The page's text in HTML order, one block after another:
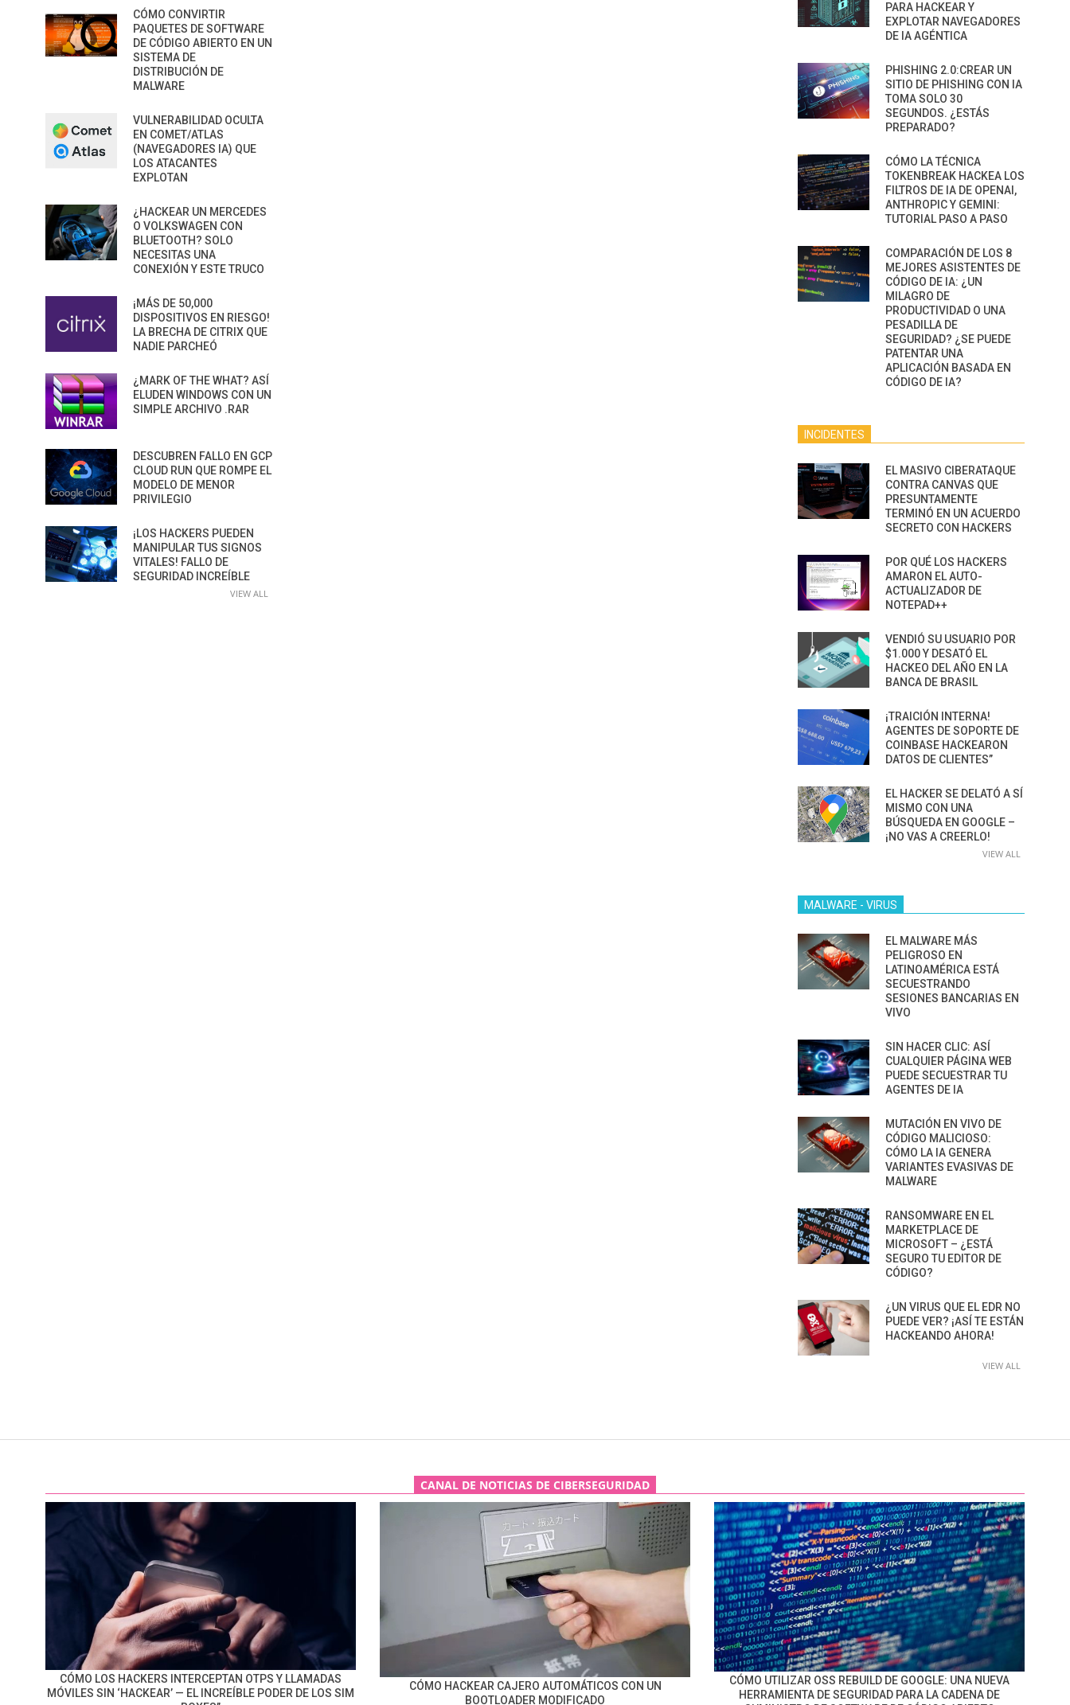
CÓMO CONVIRTIR
PAQUETES DE SOFTWARE
DE CÓDIGO ABIERTO EN UN
SISTEMA DE
DISTRIBUCIÓN DE
MALWARE
VULNERABILIDAD OCULTA
EN COMET/ATLAS
(NAVEGADORES IA) QUE
LOS ATACANTES
EXPLOTAN
¿HACKEAR UN MERCEDES
O VOLKSWAGEN CON
BLUETOOTH? SOLO
NECESITAS UNA
CONEXIÓN Y ESTE TRUCO
¡MÁS DE 50,000
DISPOSITIVOS EN RIESGO!
LA BRECHA DE CITRIX QUE
NADIE PARCHEÓ
¿MARK OF THE WHAT? ASÍ
ELUDEN WINDOWS CON UN
SIMPLE ARCHIVO .RAR
DESCUBREN FALLO EN GCP
CLOUD RUN QUE ROMPE EL
MODELO DE MENOR
PRIVILEGIO
¡LOS HACKERS PUEDEN
MANIPULAR TUS SIGNOS
VITALES! FALLO DE
SEGURIDAD INCREÍBLE
VIEW ALL
PARA HACKEAR Y
EXPLOTAR NAVEGADORES
DE IA AGÉNTICA
PHISHING 2.0:CREAR UN
SITIO DE PHISHING CON IA
TOMA SOLO 30
SEGUNDOS. ¿ESTÁS
PREPARADO?
CÓMO LA TÉCNICA
TOKENBREAK HACKEA LOS
FILTROS DE IA DE OPENAI,
ANTHROPIC Y GEMINI:
TUTORIAL PASO A PASO
COMPARACIÓN DE LOS 8
MEJORES ASISTENTES DE
CÓDIGO DE IA: ¿UN
MILAGRO DE
PRODUCTIVIDAD O UNA
PESADILLA DE
SEGURIDAD? ¿SE PUEDE
PATENTAR UNA
APLICACIÓN BASADA EN
CÓDIGO DE IA?
INCIDENTES
EL MASIVO CIBERATAQUE
CONTRA CANVAS QUE
PRESUNTAMENTE
TERMINÓ EN UN ACUERDO
SECRETO CON HACKERS
POR QUÉ LOS HACKERS
AMARON EL AUTO-
ACTUALIZADOR DE
NOTEPAD++
VENDIÓ SU USUARIO POR
$1.000 Y DESATÓ EL
HACKEO DEL AÑO EN LA
BANCA DE BRASIL
¡TRAICIÓN INTERNA!
AGENTES DE SOPORTE DE
COINBASE HACKEARON
DATOS DE CLIENTES”
EL HACKER SE DELATÓ A SÍ
MISMO CON UNA
BÚSQUEDA EN GOOGLE –
¡NO VAS A CREERLO!
VIEW ALL
MALWARE - VIRUS
EL MALWARE MÁS
PELIGROSO EN
LATINOAMÉRICA ESTÁ
SECUESTRANDO
SESIONES BANCARIAS EN
VIVO
SIN HACER CLIC: ASÍ
CUALQUIER PÁGINA WEB
PUEDE SECUESTRAR TU
AGENTES DE IA
MUTACIÓN EN VIVO DE
CÓDIGO MALICIOSO:
CÓMO LA IA GENERA
VARIANTES EVASIVAS DE
MALWARE
RANSOMWARE EN EL
MARKETPLACE DE
MICROSOFT – ¿ESTÁ
SEGURO TU EDITOR DE
CÓDIGO?
¿UN VIRUS QUE EL EDR NO
PUEDE VER? ¡ASÍ TE ESTÁN
HACKEANDO AHORA!
VIEW ALL
CANAL DE NOTICIAS DE CIBERSEGURIDAD
CÓMO LOS HACKERS INTERCEPTAN OTPS Y LLAMADAS
MÓVILES SIN ‘HACKEAR’ — EL INCREÍBLE PODER DE LOS SIM
CÓMO HACKEAR CAJERO AUTOMÁTICOS CON UN
BOOTLOADER MODIFICADO
CÓMO UTILIZAR OSS REBUILD DE GOOGLE: UNA NUEVA
HERRAMIENTA DE SEGURIDAD PARA LA CADENA DE